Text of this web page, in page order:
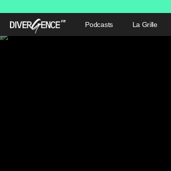
Podcasts La Grille